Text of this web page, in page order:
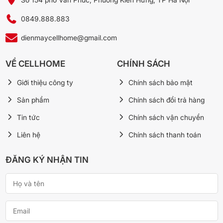
điện năng và kéo dài tuổi thọ động cơ.
Thiết kế 4 cửa sang trọng, đẹp mắt tạo không gian
sâu hài hòa với tổng thể nội thất
Thiết kế với 4 cửa và bề mặt cửa tủ làm bằng thép không gỉ có
độ bền cao, không lưu dấu vân tay, mang đến vẻ ngoài sang
trọng, hiện đại cho căn bếp. Đặc biệt, không gian lưu trữ bên
trong rộng và các cửa tủ được thiết kế đóng mở độc lập, dễ dàng
0849.888.883
dienmaycellhome@gmail.com
VỀ CELLHOME
Giới thiệu công ty
Sản phẩm
Tin tức
Liên hệ
CHÍNH SÁCH
Chính sách bảo mật
Chính sách đổi trả hàng
Chính sách vận chuyển
Chính sách thanh toán
ĐĂNG KÝ NHẬN TIN